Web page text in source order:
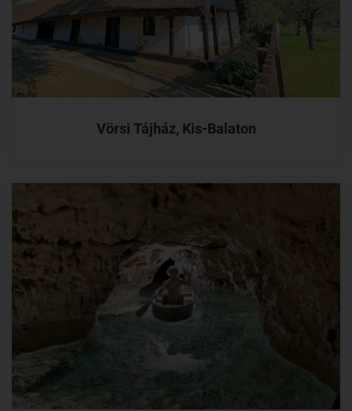
Vörsi Tájház, Kis-Balaton